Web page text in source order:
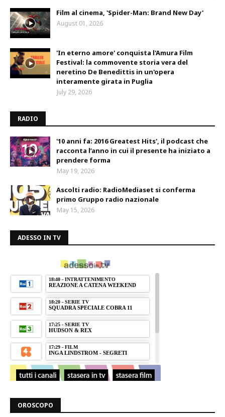
Film al cinema, 'Spider-Man: Brand New Day'
August 01, 2026
'In eterno amore' conquista l'Amura Film
Festival: la commovente storia vera del
neretino De Benedittis in un'opera
interamente girata in Puglia
July 29, 2026
RADIO
'10 anni fa: 2016 Greatest Hits', il podcast che
racconta l’anno in cui il presente ha iniziato a
prendere forma
May 19, 2026
Ascolti radio: RadioMediaset si conferma
primo Gruppo radio nazionale
May 15, 2026
ADESSO IN TV
OROSCOPO